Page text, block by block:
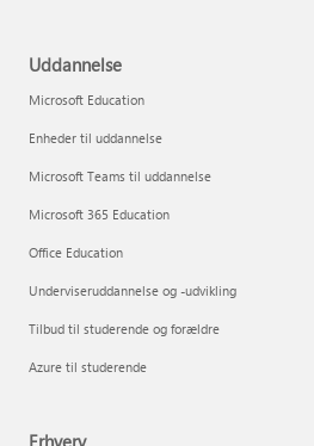
Uddannelse
Microsoft Education
Enheder til uddannelse
Microsoft Teams til uddannelse
Microsoft 365 Education
Office Education
Underviseruddannelse og -udvikling
Tilbud til studerende og forældre
Azure til studerende
Erhverv